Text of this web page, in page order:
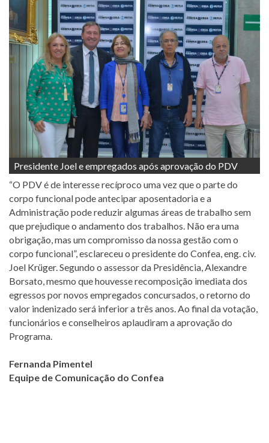
Presidente Joel e empregados após aprovação do PDV
“O PDV é de interesse recíproco uma vez que o parte do
corpo funcional pode antecipar aposentadoria e a
Administração pode reduzir algumas áreas de trabalho sem
que prejudique o andamento dos trabalhos. Não era uma
obrigação, mas um compromisso da nossa gestão com o
corpo funcional”, esclareceu o presidente do Confea, eng. civ.
Joel Krüger. Segundo o assessor da Presidência, Alexandre
Borsato, mesmo que houvesse recomposição imediata dos
egressos por novos empregados concursados, o retorno do
valor indenizado será inferior a três anos. Ao final da votação,
funcionários e conselheiros aplaudiram a aprovação do
Programa.
Fernanda Pimentel
Equipe de Comunicação do Confea